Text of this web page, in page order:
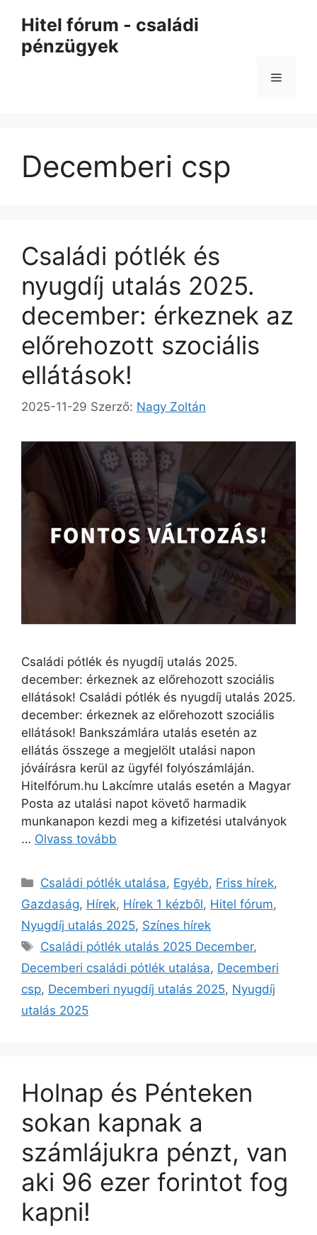
tartalomba
Hitel fórum - családi
pénzügyek
Menü
Decemberi csp
Családi pótlék és
nyugdíj utalás 2025.
december: érkeznek az
előrehozott szociális
ellátások!
2025-11-29 Szerző: Nagy Zoltán
Családi pótlék és nyugdíj utalás 2025.
december: érkeznek az előrehozott szociális
ellátások! Családi pótlék és nyugdíj utalás 2025.
december: érkeznek az előrehozott szociális
ellátások! Bankszámlára utalás esetén az
ellátás összege a megjelölt utalási napon
jóváírásra kerül az ügyfél folyószámláján.
Hitelfórum.hu Lakcímre utalás esetén a Magyar
Posta az utalási napot követő harmadik
munkanapon kezdi meg a kifizetési utalványok
… Olvass tovább
Kategória
Családi pótlék utalása, Egyéb, Friss hírek,
Gazdaság, Hírek, Hírek 1 kézből, Hitel fórum,
Nyugdíj utalás 2025, Színes hírek
Címkék
Családi pótlék utalás 2025 December,
Decemberi családi pótlék utalása, Decemberi
csp, Decemberi nyugdíj utalás 2025, Nyugdíj
utalás 2025
Holnap és Pénteken
sokan kapnak a
számlájukra pénzt, van
aki 96 ezer forintot fog
kapni!